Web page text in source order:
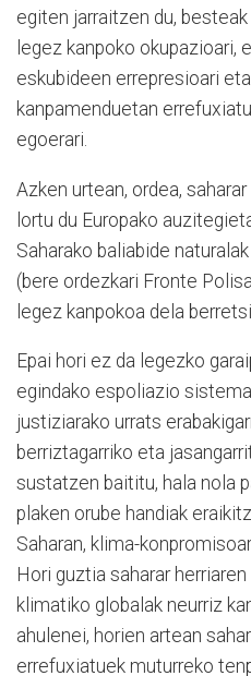
egiten jarraitzen du,
legez kanpoko okupazioari,
eskubideen errepresioari
kanpamenduetan
egoerari.
Azken urtean, ordea,
lortu du Europako
Saharako baliabide
(bere ordezkari Fronte
legez kanpokoa dela
Epai hori ez da legezko
egindako espoliazio
justiziarako urrats
berriztagarriko eta
sustatzen baititu, hala nola
plaken orube handiak
Saharan, klima-
Hori guztia saharar
klimatiko globalak neurriz
ahulenei, horien artean
errefuxiatuek muturreko